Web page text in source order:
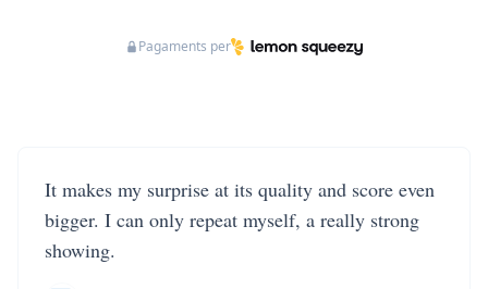
Pagaments per
It makes my surprise at its quality and score even
bigger. I can only repeat myself, a really strong
showing.